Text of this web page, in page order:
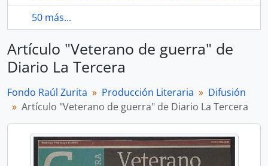
50 más...
Artículo "Veterano de guerra" de
Diario La Tercera
Fondo Raúl Zurita Producción Literaria
Difusión
Artículo "Veterano de guerra" de Diario La Tercera